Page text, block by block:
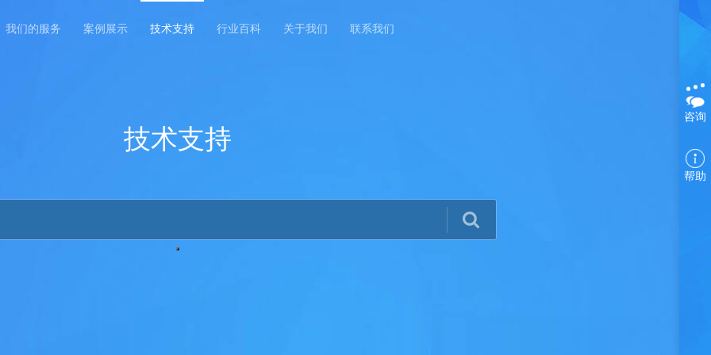
我们的服务 案例展示 技术支持 行业百科 关于我们 联系我们
咨询
帮助
技术支持